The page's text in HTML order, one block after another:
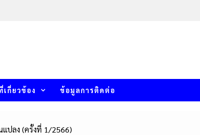
กี่ยวข้อง ข้อมูลการติดต่อ
ปลง (ครั้งที่ 1/2566)